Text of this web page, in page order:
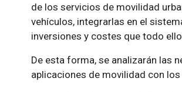
de los servicios de movilidad
vehículos, integrarlas en el
inversiones y costes que todo
De esta forma, se analizarán las
aplicaciones de movilidad con